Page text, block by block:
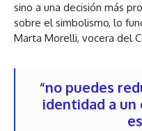
sino a una decisión más
sobre el simbolismo, lo
Marta Morelli, vocera del
“no puedes
identidad a un